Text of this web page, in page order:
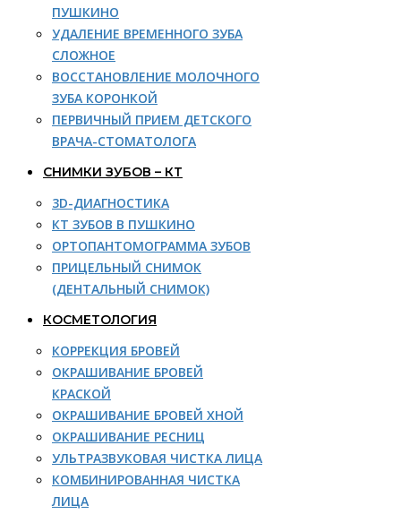
ПУШКИНО
УДАЛЕНИЕ ВРЕМЕННОГО ЗУБА
СЛОЖНОЕ
ВОССТАНОВЛЕНИЕ МОЛОЧНОГО
ЗУБА КОРОНКОЙ
ПЕРВИЧНЫЙ ПРИЕМ ДЕТСКОГО
ВРАЧА-СТОМАТОЛОГА
СНИМКИ ЗУБОВ – КТ
3D-ДИАГНОСТИКА
КТ ЗУБОВ В ПУШКИНО
ОРТОПАНТОМОГРАММА ЗУБОВ
ПРИЦЕЛЬНЫЙ СНИМОК
(ДЕНТАЛЬНЫЙ СНИМОК)
КОСМЕТОЛОГИЯ
КОРРЕКЦИЯ БРОВЕЙ
ОКРАШИВАНИЕ БРОВЕЙ
КРАСКОЙ
ОКРАШИВАНИЕ БРОВЕЙ ХНОЙ
ОКРАШИВАНИЕ РЕСНИЦ
УЛЬТРАЗВУКОВАЯ ЧИСТКА ЛИЦА
КОМБИНИРОВАННАЯ ЧИСТКА
ЛИЦА